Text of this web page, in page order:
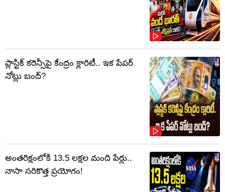
ప్లాస్టిక్‌ కరెన్సీపై కేంద్రం క్లారిటీ.. ఇక పేపర్‌
నోట్లు బంద్‌?
అంతరిక్షంలోకి 13.5 లక్షల మంది పేర్లు..
నాసా సరికొత్త ప్రయోగం!